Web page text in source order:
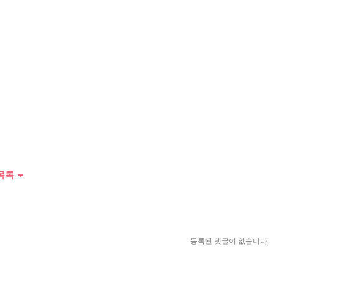
록
등록된 댓글이 없습니다.